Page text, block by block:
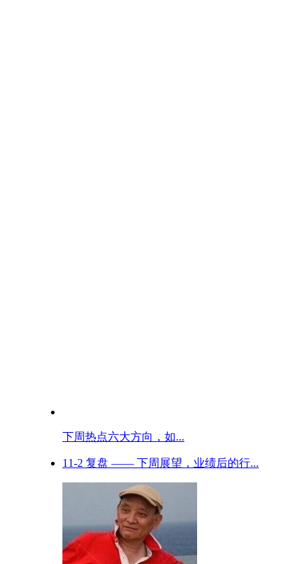
下周热点六大方向，如...
11-2 复盘 —— 下周展望，业绩后的行...